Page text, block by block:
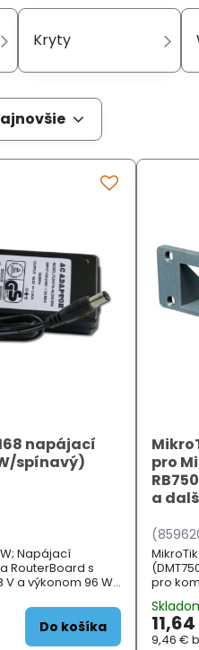
Kryty
napájací
spínavý)
Napájací
RouterBoard s
a výkonom 96 W.
napájacím káblom.
Do košíka
pro
a
pro
jedno...
9,46 €